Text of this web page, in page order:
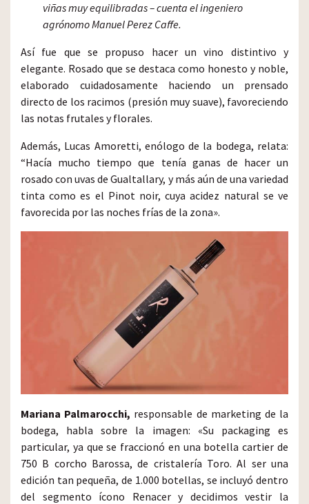
viñas muy equilibradas – cuenta el ingeniero
agrónomo Manuel Perez Caffe.
Así fue que se propuso hacer un vino distintivo y
elegante. Rosado que se destaca como honesto y noble,
elaborado cuidadosamente haciendo un prensado
directo de los racimos (presión muy suave), favoreciendo
las notas frutales y florales.
Además, Lucas Amoretti, enólogo de la bodega, relata:
“Hacía mucho tiempo que tenía ganas de hacer un
rosado con uvas de Gualtallary, y más aún de una variedad
tinta como es el Pinot noir, cuya acidez natural se ve
favorecida por las noches frías de la zona».
Mariana Palmarocchi, responsable de marketing de la
bodega, habla sobre la imagen: «Su packaging es
particular, ya que se fraccionó en una botella cartier de
750 B corcho Barossa, de cristalería Toro. Al ser una
edición tan pequeña, de 1.000 botellas, se incluyó dentro
del segmento ícono Renacer y decidimos vestir la